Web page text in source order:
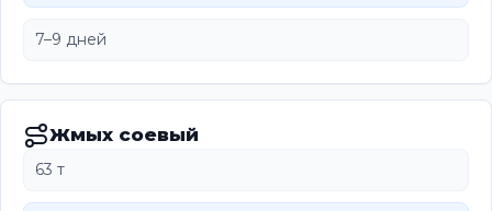
7–9 дней
Жмых соевый
63 т